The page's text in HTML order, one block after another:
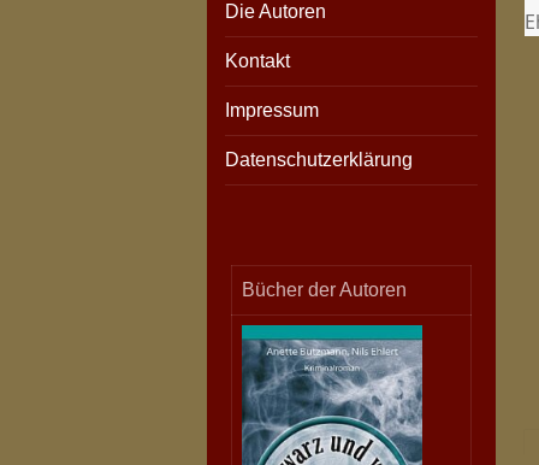
Die Autoren
Kontakt
Impressum
Datenschutzerklärung
Bücher der Autoren